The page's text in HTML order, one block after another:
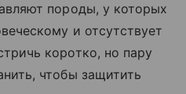
породы, у которых
и отсутствует
коротко, но пару
чтобы защитить